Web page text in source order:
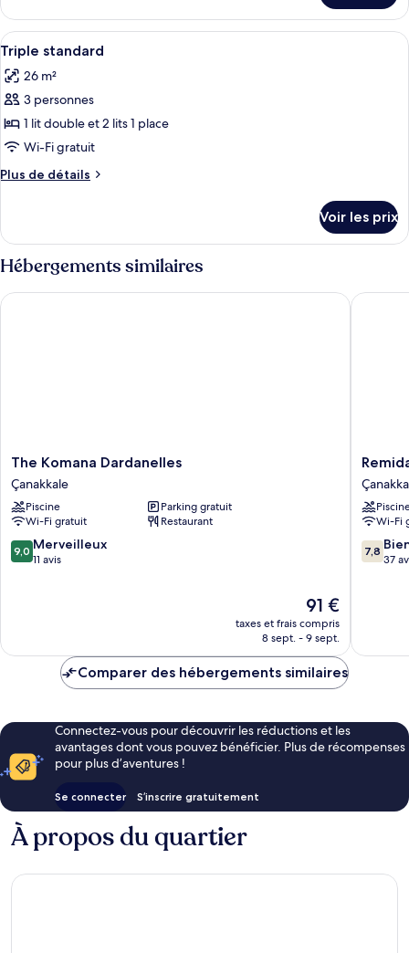
Double
single
use
standard
le
type
de
chambre
Double
single
standard
Afficher
toutes
les
photos
pour
ce
type
de
Triple
standard
Minibar, coffres-forts dans les
1
Triple standard
26 m²
3 personnes
1 lit double et 2 lits 1 place
Wi-Fi gratuit
Plus de détails
Plus
le
type
de
Triple
Voir les prix
Hébergements similaires
The
Komana
Dardanelles
Çanakkale
The Komana Dardanelles
Çanakkale
Piscine
Parking gratuit
Wi-Fi gratuit
Restaurant
9.0
sur
9,0 Merveilleux
11 avis
Le
nouveau
prix
de
91 €
taxes et frais compris
8 sept. - 9 sept.
The Komana Dardanelles
Remida
by
Wi-Fi
7.8
sur
7,8
37
Remida
Comparer des hébergements similaires
Connectez-vous pour découvrir les réductions et les
avantages dont vous pouvez bénéficier. Plus de récompenses
pour plus d’aventures !
Se connecter S’inscrire gratuitement
À propos du quartier